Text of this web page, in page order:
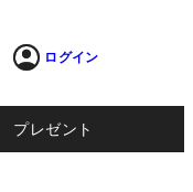
ログイン
プレゼント